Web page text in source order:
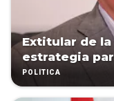
Extitular de la
estrategia
POLÍTICA